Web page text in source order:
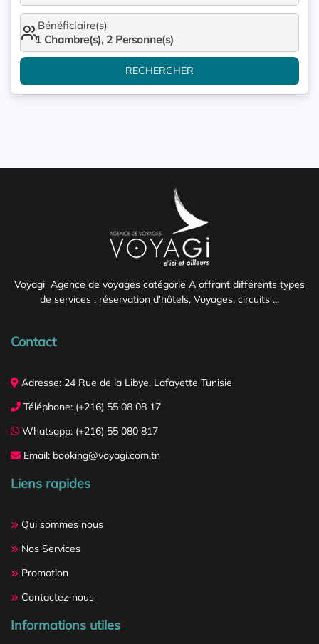
Bénéficiaire(s)
1 Chambre(s), 2 Personne(s)
RECHERCHER
Voyagi Agence de voyages catégorie A offrant différents types
de services : réservation d'hôtels, Voyages, circuits ...
Contact
Adresse: 24 Rue de la Libye, Lafayette Tunisie
Téléphone: (+216) 55 08 08 17
Whatsapp: (+216) 55 080 817
Email: booking@voyagi.com.tn
Liens rapides
Qui sommes nous
Nos Services
Promotion
Contactez-nous
Informations utiles